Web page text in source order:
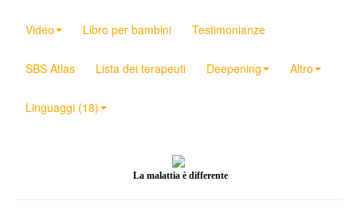
Video Libro per bambini Testimonianze
SBS Atlas Lista dei terapeuti Deepening Altro
Linguaggi (18)
La malattia è differente